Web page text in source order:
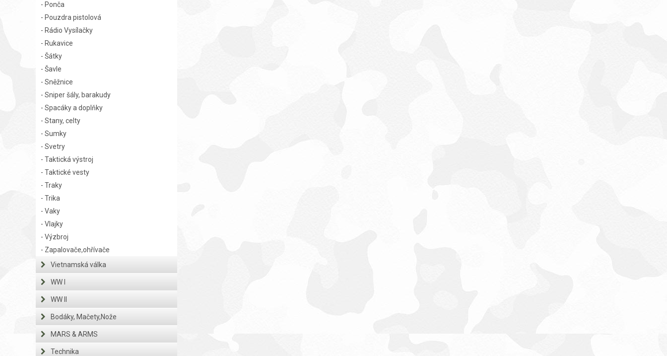
- Ponča
- Pouzdra pistolová
- Rádio Vysílačky
- Rukavice
- Šátky
- Šavle
- Sněžnice
- Sniper šály, barakudy
- Spacáky a doplňky
- Stany, celty
- Sumky
- Svetry
- Taktická výstroj
- Taktické vesty
- Traky
- Trika
- Vaky
- Vlajky
- Výzbroj
- Zapalovače,ohřívače
Vietnamská válka
WW I
WW II
Bodáky, Mačety,Nože
MARS & ARMS
Technika